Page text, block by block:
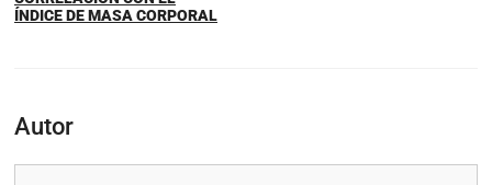
ÍNDICE DE MASA CORPORAL
Autor